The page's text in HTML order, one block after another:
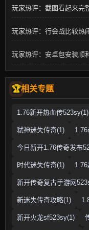
玩家热评：截图看起来完
玩家热评：行会战比较热
玩家热评：安卓包安装顺
相关专题
1.76新开热血传523sy(1)
弑神迷失传奇(1)
今日新开1.76传奇发布
时代迷失传奇(1)
新开传奇复古手游网
新迷失传奇攻略(1)
新开火龙sf523sy(1)